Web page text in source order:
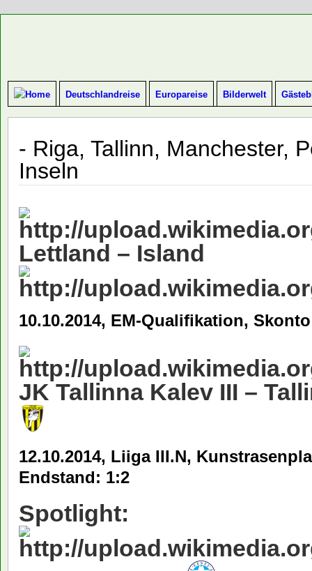
Deutschlandreise Europareise Bilderwelt
- Riga, Tallinn, Manchester,
Inseln
Lettland – Island
10.10.2014, EM-Qualifikation,
JK Tallinna Kalev III –
12.10.2014, Liiga III.N,
Endstand: 1:2
Spotlight: